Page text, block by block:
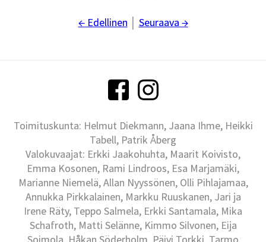
← Edellinen Seuraava →
Toimituskunta: Helmut Diekmann, Jaana Ihme, Heikki
Tabell, Patrik Åberg
Valokuvaajat: Erkki Jaakohuhta, Maarit Koivisto,
Emma Kosonen, Rami Lindroos, Esa Marjamäki,
Marianne Niemelä, Allan Nyyssönen, Olli Pihlajamaa,
Annukka Pirkkalainen, Markku Ruuskanen, Jari ja
Irene Räty, Teppo Salmela, Erkki Santamala, Mika
Schafroth, Matti Selänne, Kimmo Silvonen, Eija